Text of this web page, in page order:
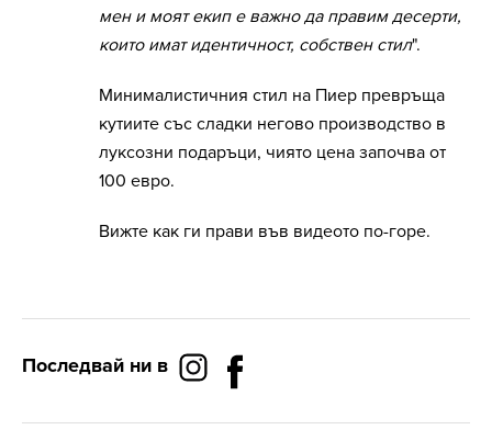
мен и моят екип е важно да правим десерти,
които имат идентичност, собствен стил".
Минималистичния стил на Пиер превръща
кутиите със сладки негово производство в
луксозни подаръци, чиято цена започва от
100 евро.
Вижте как ги прави във видеото по-горе.
Последвай ни в